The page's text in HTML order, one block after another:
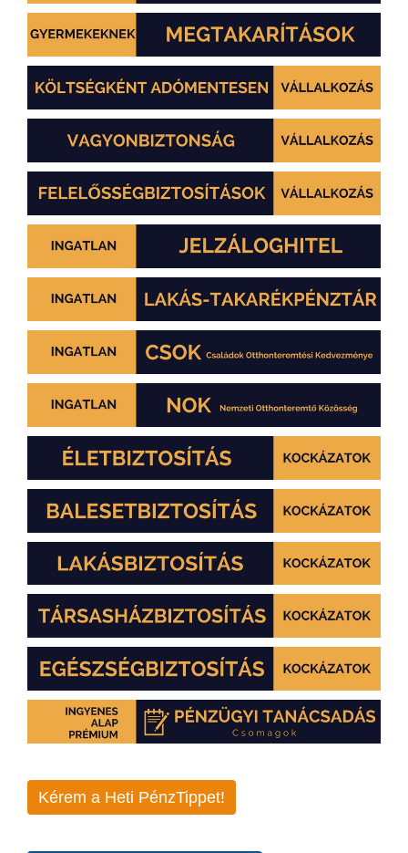
Kérem a Heti PénzTippet!